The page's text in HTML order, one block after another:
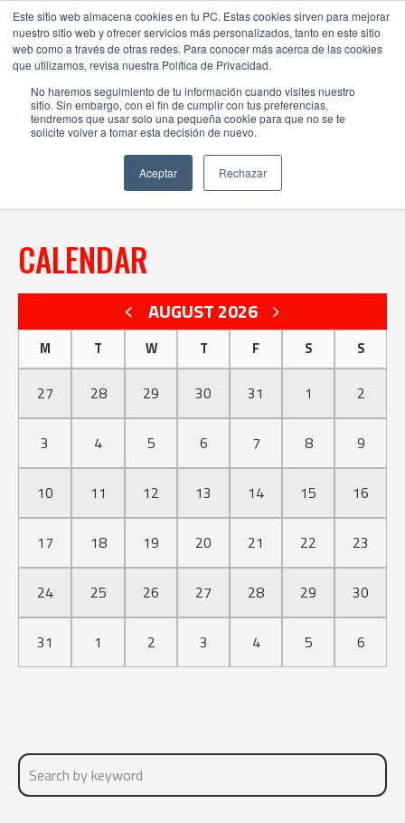
Este sitio web almacena cookies en tu PC. Estas cookies sirven para mejorar
nuestro sitio web y ofrecer servicios más personalizados, tanto en este sitio
web como a través de otras redes. Para conocer más acerca de las cookies
que utilizamos, revisa nuestra Política de Privacidad.
No haremos seguimiento de tu información cuando visites nuestro
sitio. Sin embargo, con el fin de cumplir con tus preferencias,
tendremos que usar solo una pequeña cookie para que no se te
solicite volver a tomar esta decisión de nuevo.
Aceptar Rechazar
EVENTS
CALENDAR
AUGUST 2026
M T W T F S S
27 28 29 30 31 1 2
3 4 5 6 7 8 9
10 11 12 13 14 15 16
17 18 19 20 21 22 23
24 25 26 27 28 29 30
31 1 2 3 4 5 6